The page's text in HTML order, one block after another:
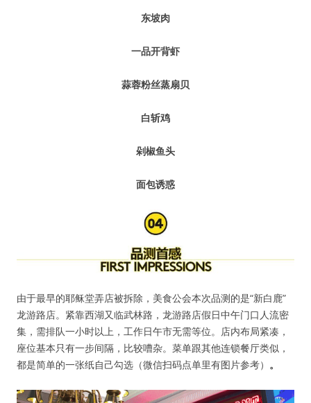
东坡肉
一品开背虾
蒜蓉粉丝蒸扇贝
白斩鸡
剁椒鱼头
面包诱惑
由于最早的耶稣堂弄店被拆除，美食公会本次品测的是“新白鹿”
龙游路店。紧靠西湖又临武林路，龙游路店假日中午门口人流密
集，需排队一小时以上，工作日午市无需等位。店内布局紧凑，
座位基本只有一步间隔，比较嘈杂。菜单跟其他连锁餐厅类似，
都是简单的一张纸自己勾选（微信扫码点单里有图片参考） 。